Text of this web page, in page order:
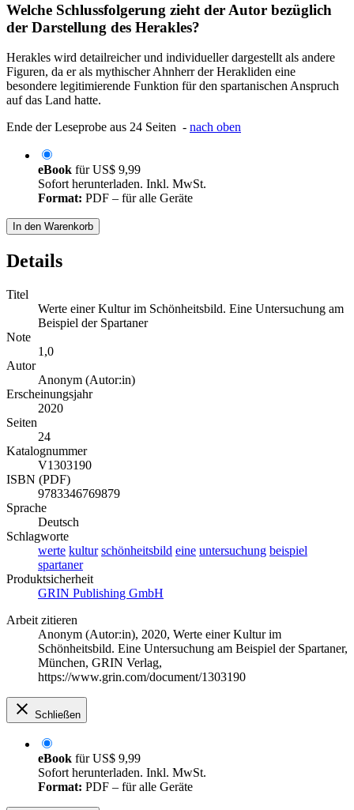
Welche Schlussfolgerung zieht der Autor bezüglich
der Darstellung des Herakles?
Herakles wird detailreicher und individueller dargestellt als andere
Figuren, da er als mythischer Ahnherr der Herakliden eine
besondere legitimierende Funktion für den spartanischen Anspruch
auf das Land hatte.
Ende der Leseprobe aus 24 Seiten - nach oben
eBook fürUS$ 9,99
Sofort herunterladen. Inkl. MwSt.
Format: PDF – für alle Geräte
In den Warenkorb
Details
Titel
Werte einer Kultur im Schönheitsbild. Eine Untersuchung am
Beispiel der Spartaner
Note
1,0
Autor
Anonym (Autor:in)
Erscheinungsjahr
2020
Seiten
24
Katalognummer
V1303190
ISBN (PDF)
9783346769879
Sprache
Deutsch
Schlagworte
werte kultur schönheitsbild eine untersuchung beispiel
spartaner
Produktsicherheit
GRIN Publishing GmbH
Arbeit zitieren
Anonym (Autor:in), 2020, Werte einer Kultur im
Schönheitsbild. Eine Untersuchung am Beispiel der Spartaner,
München, GRIN Verlag,
https://www.grin.com/document/1303190
Schließen
eBook fürUS$ 9,99
Sofort herunterladen. Inkl. MwSt.
Format: PDF – für alle Geräte